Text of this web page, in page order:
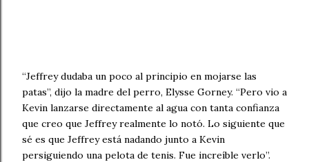
“Jeffrey dudaba un poco al principio en mojarse las
patas”, dijo la madre del perro, Elysse Gorney. “Pero vio a
Kevin lanzarse directamente al agua con tanta confianza
que creo que Jeffrey realmente lo notó. Lo siguiente que
sé es que Jeffrey está nadando junto a Kevin
persiguiendo una pelota de tenis. Fue increíble verlo”.